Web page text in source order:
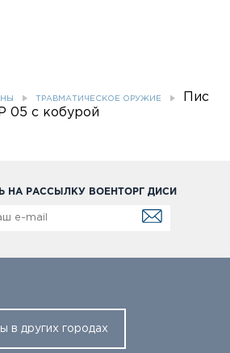
ТРАВМАТИЧЕСКОЕ ОРУЖИЕ
Пис
05 с кобурой
НА РАССЫЛКУ ВОЕНТОРГ ДИСИ
в других городах